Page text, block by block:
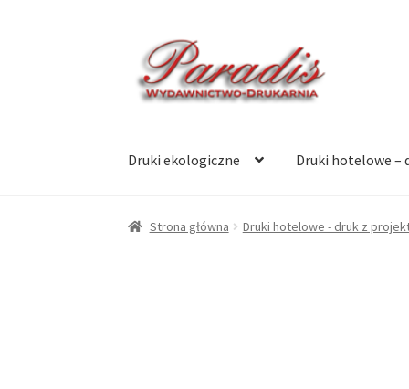
Przejdź
do
nawigacji
Przejdź
do
treści
Druki ekologiczne Druki hotelowe –
Strona główna Druki hotelowe - druk z